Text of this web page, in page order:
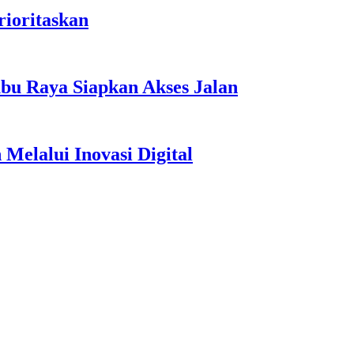
Raya Siapkan Akses Jalan
Inovasi Digital